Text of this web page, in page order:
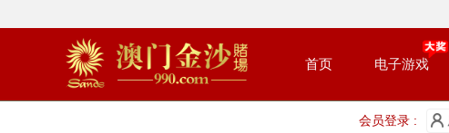
首页 电子游戏
会员登录 :